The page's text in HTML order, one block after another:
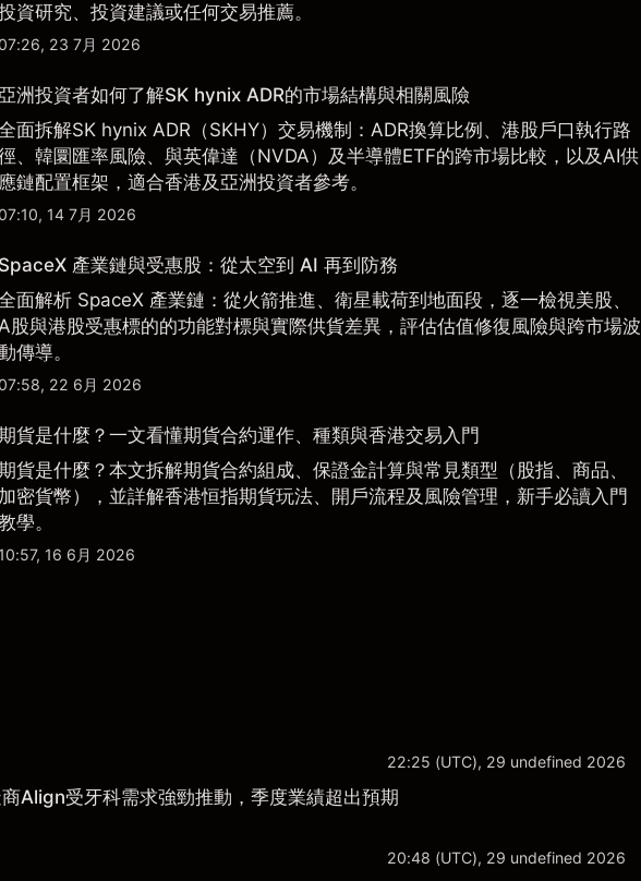
資研究、投資建議或任何交易推薦。
23 7月 2026
洲投資者如何了解SK hynix ADR的市場結構與相關風險
面拆解SK hynix ADR（SKHY）交易機制：ADR換算比例、港股戶口執行路
、韓圜匯率風險、與英偉達（NVDA）及半導體ETF的跨市場比較，以及AI供
應鏈配置框架，適合香港及亞洲投資者參考。
14 7月 2026
SpaceX 產業鏈與受惠股：從太空到 AI 再到防務
面解析 SpaceX 產業鏈：從火箭推進、衛星載荷到地面段，逐一檢視美股、
股與港股受惠標的的功能對標與實際供貨差異，評估估值修復風險與跨市場波
傳導。
22 6月 2026
貨是什麼？一文看懂期貨合約運作、種類與香港交易入門
貨是什麼？本文拆解期貨合約組成、保證金計算與常見類型（股指、商品、
加密貨幣），並詳解香港恒指期貨玩法、開戶流程及風險管理，新手必讀入門
學。
10:57, 16 6月 2026
22:25 (UTC), 29 undefined 2026
Align受牙科需求強勁推動，季度業績超出預期
20:48 (UTC), 29 undefined 2026